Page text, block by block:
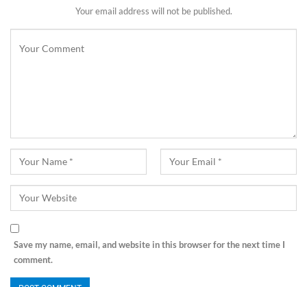
Your email address will not be published.
Save my name, email, and website in this browser for the next time I
comment.